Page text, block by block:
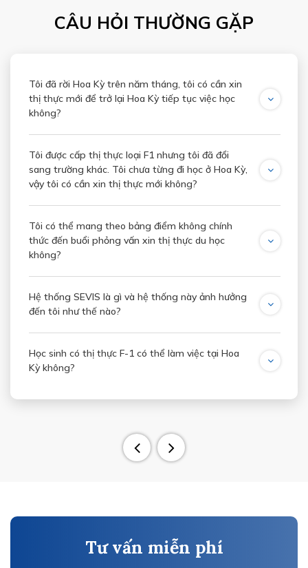
CÂU HỎI THƯỜNG GẶP
Tôi đã rời Hoa Kỳ trên năm tháng, tôi có cần xin
thị thực mới để trở lại Hoa Kỳ tiếp tục việc học
không?
Tôi được cấp thị thực loại F1 nhưng tôi đã đổi
sang trường khác. Tôi chưa từng đi học ở Hoa Kỳ,
vậy tôi có cần xin thị thực mới không?
Tôi có thể mang theo bảng điểm không chính
thức đến buổi phỏng vấn xin thị thực du học
không?
Hệ thống SEVIS là gì và hệ thống này ảnh hưởng
đến tôi như thế nào?
Học sinh có thị thực F-1 có thể làm việc tại Hoa
Kỳ không?
Tư vấn miễn phí